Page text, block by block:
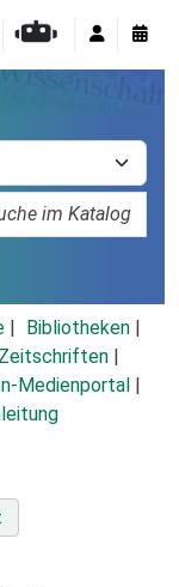
Bibliotheken
Medienportal